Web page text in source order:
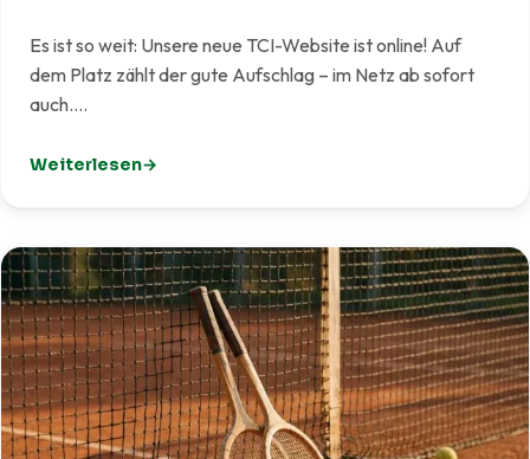
Es ist so weit: Unsere neue TCI-Website ist online! Auf
dem Platz zählt der gute Aufschlag – im Netz ab sofort
auch.…
Weiterlesen
: Unsere neue Website ist live!